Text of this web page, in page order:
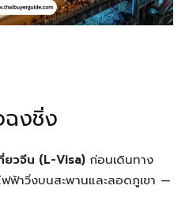
ฉงชิ่ง
ยวจีน (L-Visa) ก่อนเดินทาง
ฟ้าวิ่งบนสะพานและลอดภูเขา —